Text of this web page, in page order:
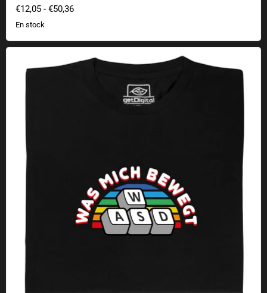
€12,05 - €50,36
En stock
Lo que me mueve Camiseta